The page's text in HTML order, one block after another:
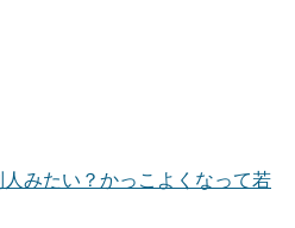
みたい？かっこよくなって若